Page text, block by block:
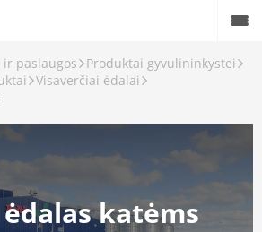
paslaugos
Produktai gyvulininkystei
Visaverčiai ėdalai
ėdalas katėms